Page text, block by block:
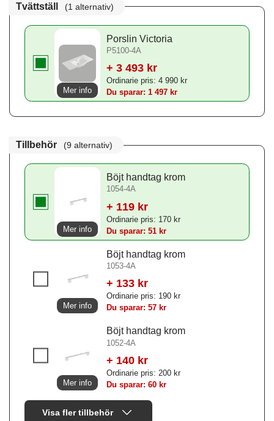
Tvättställ (1 alternativ)
Porslin Victoria
P5100-4A
+ 3 493 kr
Ordinarie pris: 4 990 kr
Du sparar: 1 497 kr
Mer info
Tillbehör (9 alternativ)
Böjt handtag krom
1054-4A
+ 119 kr
Ordinarie pris: 170 kr
Du sparar: 51 kr
Mer info
Böjt handtag krom
1053-4A
+ 133 kr
Ordinarie pris: 190 kr
Du sparar: 57 kr
Mer info
Böjt handtag krom
1052-4A
+ 140 kr
Ordinarie pris: 200 kr
Du sparar: 60 kr
Mer info
Visa fler tillbehör